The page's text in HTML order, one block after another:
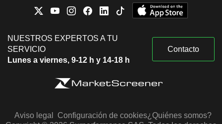
NUESTROS EXPERTOS A TU
SERVICIO
Lunes a viernes, 9-12 h y 14-18 h
Contacto
Aviso legal Configuración de cookies¿Quiénes somos?